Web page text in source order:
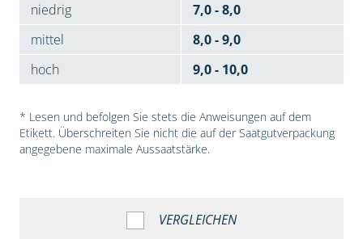
niedrig
7,0 - 8,0
mittel
8,0 - 9,0
hoch
9,0 - 10,0
* Lesen und befolgen Sie stets die Anweisungen auf dem
Etikett. Überschreiten Sie nicht die auf der Saatgutverpackung
angegebene maximale Aussaatstärke.
VERGLEICHEN